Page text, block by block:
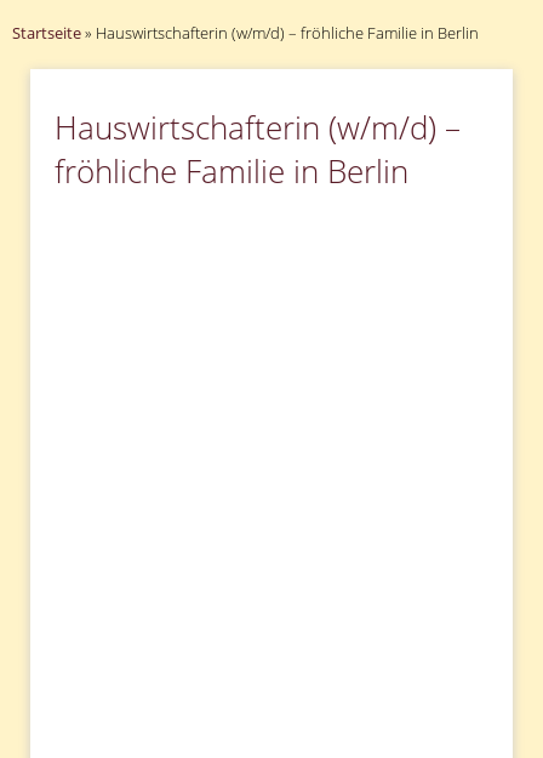
Startseite» Hauswirtschafterin (w/m/d) – fröhliche Familie in Berlin
Hauswirtschafterin (w/m/d) –
fröhliche Familie in Berlin